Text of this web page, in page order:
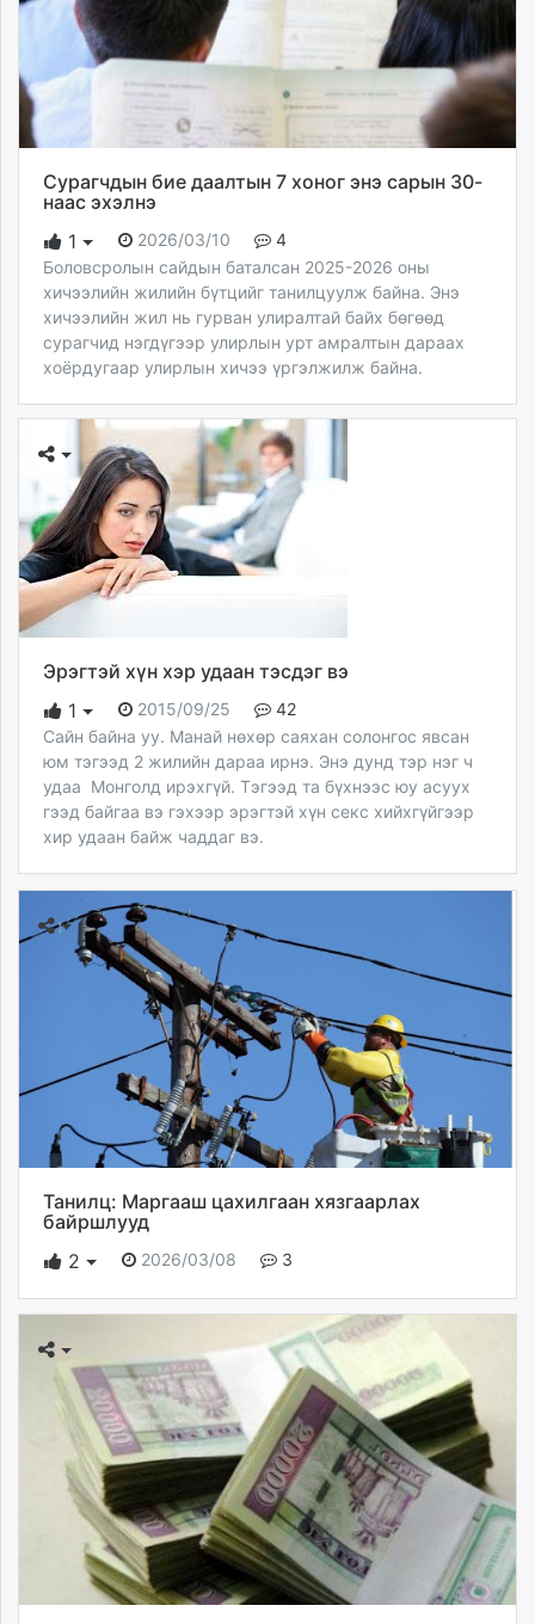
Сурагчдын бие даалтын 7 хоног энэ сарын 30-
наас эхэлнэ
1
2026/03/10
4
Боловсролын сайдын баталсан 2025-2026 оны
хичээлийн жилийн бүтцийг танилцуулж байна. Энэ
хичээлийн жил нь гурван улиралтай байх бөгөөд
сурагчид нэгдүгээр улирлын урт амралтын дараах
хоёрдугаар улирлын хичээ үргэлжилж байна.
Эрэгтэй хүн хэр удаан тэсдэг вэ
1
2015/09/25
42
Сайн байна уу. Манай нөхөр саяхан солонгос явсан
юм тэгээд 2 жилийн дараа ирнэ. Энэ дунд тэр нэг ч
удаа Монголд ирэхгүй. Тэгээд та бүхнээс юу асуух
гээд байгаа вэ гэхээр эрэгтэй хүн секс хийхгүйгээр
хир удаан байж чаддаг вэ.
Танилц: Маргааш цахилгаан хязгаарлах
байршлууд
2
2026/03/08 3